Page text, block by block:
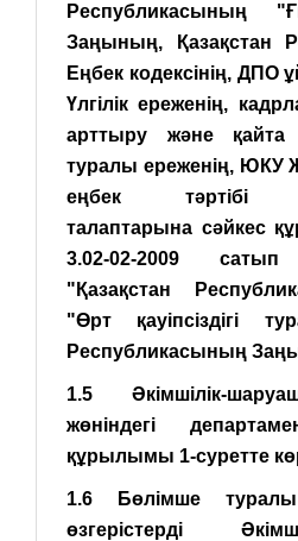
Республикасының
Заңының, Қазақстан
Еңбек кодексінің,
Үлгілік ереженің,
арттыру және қайта
туралы ереженің, ЮКУ
еңбек тәртібі
талаптарына сәйкес
3.02-02-2009
"Қазақстан
"Өрт қауіпсіздігі
Республикасының
1.5 Әкімшілік-
жөніндегі
құрылымы 1-суретте
1.6 Бөлімше
өзгерістерді